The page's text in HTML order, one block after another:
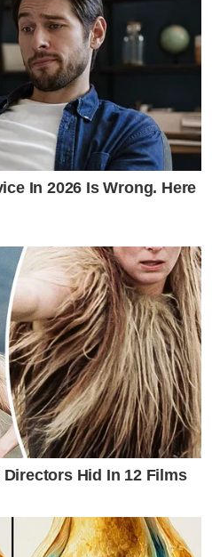
In 2026 Is Wrong. Here
Hid In 12 Films